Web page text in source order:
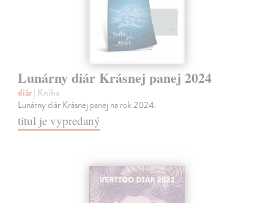
Lunárny diár Krásnej panej 2024
diár| Kniha
Lunárny diár Krásnej panej na rok 2024.
titul je vypredaný